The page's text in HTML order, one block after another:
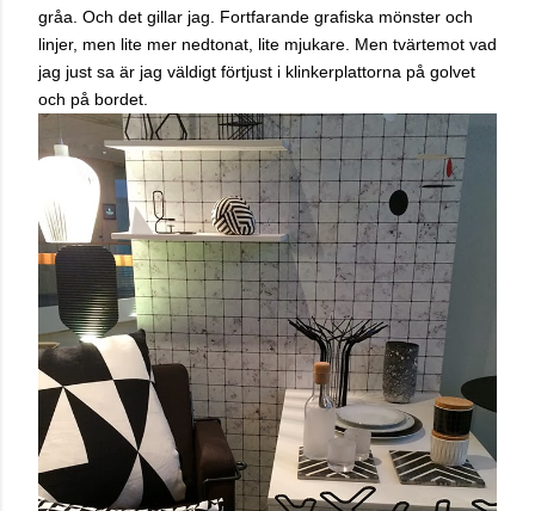
gråa. Och det gillar jag. Fortfarande grafiska mönster och
linjer, men lite mer nedtonat, lite mjukare. Men tvärtemot vad
jag just sa är jag väldigt förtjust i klinkerplattorna på golvet
och på bordet.